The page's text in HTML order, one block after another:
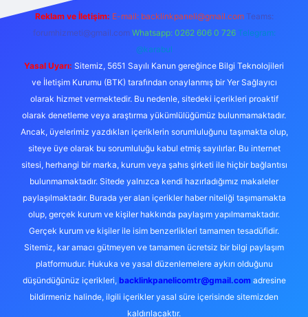
Reklam ve İletişim: E-mail: backlinkpaneli@gmail.com Teams:
forumhizmeti@gmail.com Whatsapp: 0262 606 0 726 Telegram:
@karabul
Yasal Uyarı: Sitemiz, 5651 Sayılı Kanun gereğince Bilgi Teknolojileri
ve İletişim Kurumu (BTK) tarafından onaylanmış bir Yer Sağlayıcı
olarak hizmet vermektedir. Bu nedenle, sitedeki içerikleri proaktif
olarak denetleme veya araştırma yükümlülüğümüz bulunmamaktadır.
Ancak, üyelerimiz yazdıkları içeriklerin sorumluluğunu taşımakta olup,
siteye üye olarak bu sorumluluğu kabul etmiş sayılırlar. Bu internet
sitesi, herhangi bir marka, kurum veya şahıs şirketi ile hiçbir bağlantısı
bulunmamaktadır. Sitede yalnızca kendi hazırladığımız makaleler
paylaşılmaktadır. Burada yer alan içerikler haber niteliği taşımamakta
olup, gerçek kurum ve kişiler hakkında paylaşım yapılmamaktadır.
Gerçek kurum ve kişiler ile isim benzerlikleri tamamen tesadüfidir.
Sitemiz, kar amacı gütmeyen ve tamamen ücretsiz bir bilgi paylaşım
platformudur. Hukuka ve yasal düzenlemelere aykırı olduğunu
düşündüğünüz içerikleri, backlinkpanelicomtr@gmail.comadresine
bildirmeniz halinde, ilgili içerikler yasal süre içerisinde sitemizden
kaldırılacaktır.